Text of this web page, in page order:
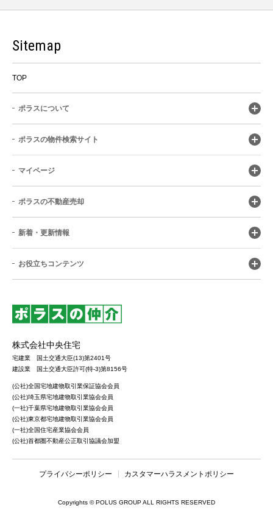
Sitemap
TOP
ポラスについて
ポラスの物件検索サイト
マイページ
ポラスの不動産売却
新着・更新情報
お役立ちコンテンツ
株式会社中央住宅
宅建業 国土交通大臣(13)第2401号
建設業 国土交通大臣許可(特-3)第8156号
(公社)全国宅地建物取引業保証協会会員
(公社)埼玉県宅地建物取引業協会会員
(一社)千葉県宅地建物取引業協会会員
(公社)東京都宅地建物取引業協会会員
(一社)全国住宅産業協会会員
(公社)首都圏不動産公正取引協議会加盟
プライバシーポリシー カスタマーハラスメントポリシー
Copyrights © POLUS GROUP ALL RIGHTS RESERVED